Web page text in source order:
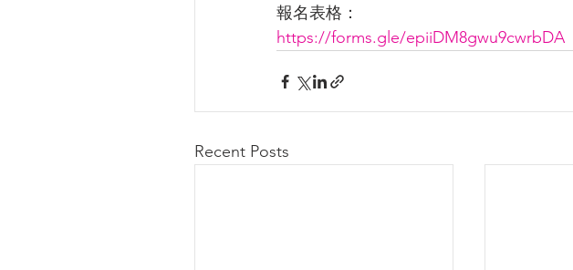
報名表格：
https://forms.gle/epiiDM8gwu9cwrbDA
Recent Posts